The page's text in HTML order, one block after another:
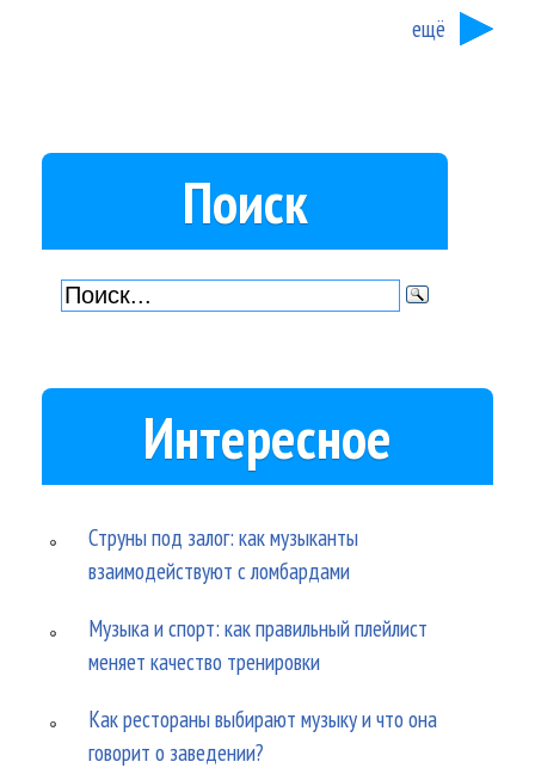
ещё
Поиск
Интересное
Струны под залог: как музыканты
взаимодействуют с ломбардами
Музыка и спорт: как правильный плейлист
меняет качество тренировки
Как рестораны выбирают музыку и что она
говорит о заведении?